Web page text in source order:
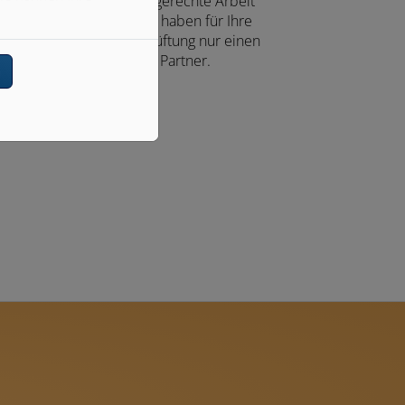
gewährleisten und Sie haben für Ihre
dezentrale Wohnraumlüftung nur einen
Fachbetrieb als Partner.